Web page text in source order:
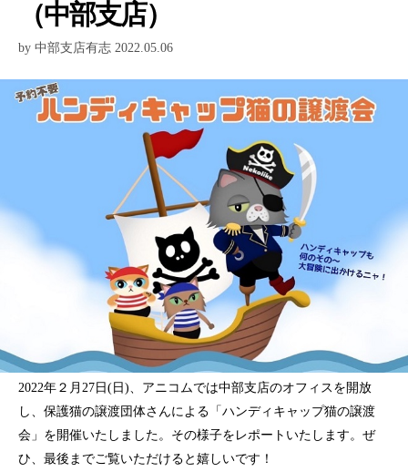
（中部支店）
by 中部支店有志 2022.05.06
2022年２月27日(日)、アニコムでは中部支店のオフィスを開放
し、保護猫の譲渡団体さんによる「ハンディキャップ猫の譲渡
会」を開催いたしました。その様子をレポートいたします。ぜ
ひ、最後までご覧いただけると嬉しいです！